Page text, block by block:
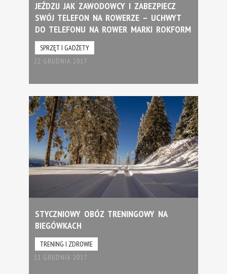
JEŹDZIJ JAK ZAWODOWCY I ZABEZPIECZ
SWÓJ TELEFON NA ROWERZE – UCHWYT
DO TELEFONU NA ROWER MARKI ROKFORM
SPRZĘT I GADŻETY
22 GRUDNIA 2017
STYCZNIOWY OBÓZ TRENINGOWY NA
BIEGÓWKACH
TRENING I ZDROWIE
11 GRUDNIA 2017